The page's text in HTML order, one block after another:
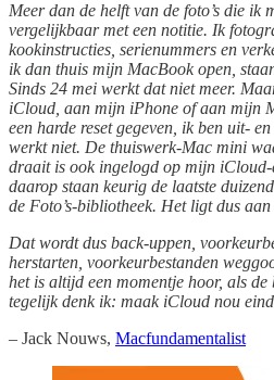
Meer dan de helft van de foto’s die ik
vergelijkbaar met een notitie. Ik
kookinstructies, serienummers en
ik dan thuis mijn MacBook open,
Sinds 24 mei werkt dat niet meer.
iCloud, aan mijn iPhone of aan mijn
een harde reset gegeven, ik ben uit-
werkt niet. De thuiswerk-Mac mini
draait is ook ingelogd op mijn
daarop staan keurig de laatste
de Foto’s-bibliotheek. Het ligt dus
Dat wordt dus back-uppen,
herstarten, voorkeurbestanden
het is altijd een momentje hoor, als
tegelijk denk ik: maak iCloud nou
– Jack Nouws, Macfundamentalist